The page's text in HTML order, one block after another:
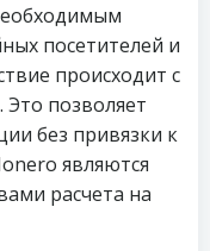
посетителей и
происходит с
позволяет
без привязки к
являются
расчета на